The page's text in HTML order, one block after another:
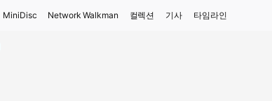
MiniDisc Network Walkman 컬렉션 기사 타임라인